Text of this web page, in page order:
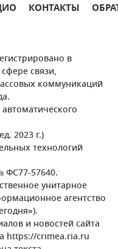
КОНТАКТЫ
в
связи,
коммуникаций
2023 г.)
технологий
ФС77-57640.
унитарное
агентство
и новостей сайта
https://crimea.ria.ru